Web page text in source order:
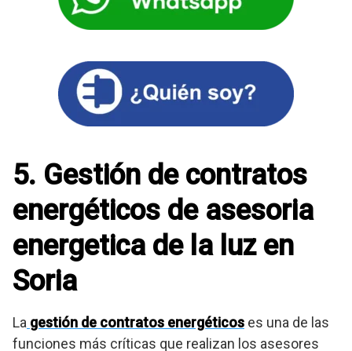
5. Gestión de contratos
energéticos de asesoria
energetica de la luz en
Soria
La gestión de contratos energéticos es una de las
funciones más críticas que realizan los asesores